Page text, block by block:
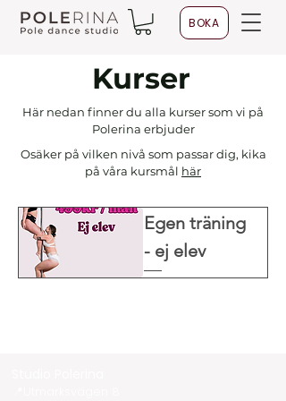
BOKA
Kurser
Här nedan finner du alla kurser som vi på
Polerina erbjuder
Osäker på vilken nivå som passar dig, kika
på våra kursmål här
Egen träning
- ej elev